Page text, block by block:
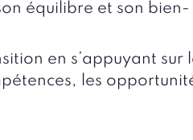
équilibre et son bien-
en s’appuyant sur
les